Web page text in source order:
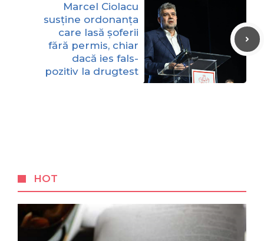
Marcel Ciolacu
susține ordonanța
care lasă șoferii
fără permis, chiar
dacă ies fals-
pozitiv la drugtest
HOT